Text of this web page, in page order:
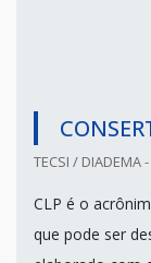
TECSI / DIADEMA
CLP é o
que pode ser